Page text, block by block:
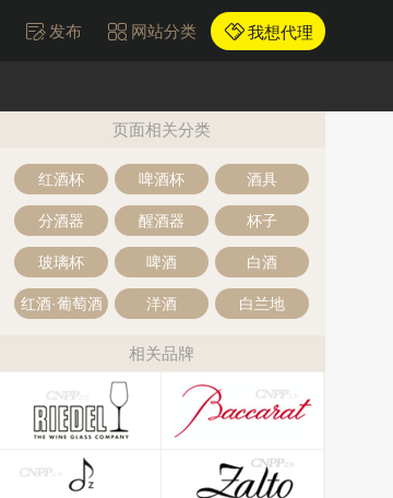
发布 网站分类 我想代理
页面相关分类
红酒杯 啤酒杯 酒具
分酒器 醒酒器 杯子
玻璃杯 啤酒 白酒
红酒·葡萄酒 洋酒 白兰地
相关品牌